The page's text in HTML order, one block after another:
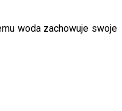
woda zachowuje swoje